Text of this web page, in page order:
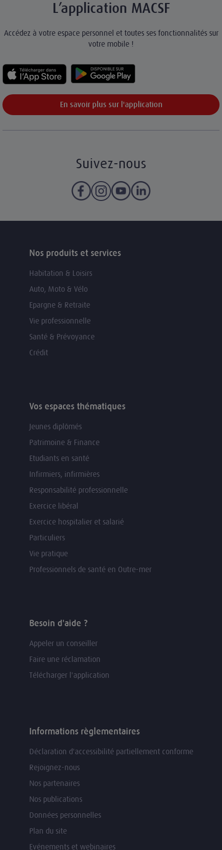
L’application MACSF
Accédez à votre espace personnel et toutes ses fonctionnalités sur
votre mobile !
En savoir plus sur l'application
Suivez-nous
Nos produits et services
Habitation & Loisirs
Auto, Moto & Vélo
Epargne & Retraite
Vie professionnelle
Santé & Prévoyance
Crédit
Vos espaces thématiques
Jeunes diplômés
Patrimoine & Finance
Etudiants en santé
Infirmiers, infirmières
Responsabilité professionnelle
Exercice libéral
Exercice hospitalier et salarié
Particuliers
Vie pratique
Professionnels de santé en Outre-mer
Besoin d'aide ?
Appeler un conseiller
Faire une réclamation
Télécharger l'application
Informations règlementaires
Déclaration d'accessibilité partiellement conforme
Rejoignez-nous
Nos partenaires
Nos publications
Données personnelles
Plan du site
Evénements et webinaires